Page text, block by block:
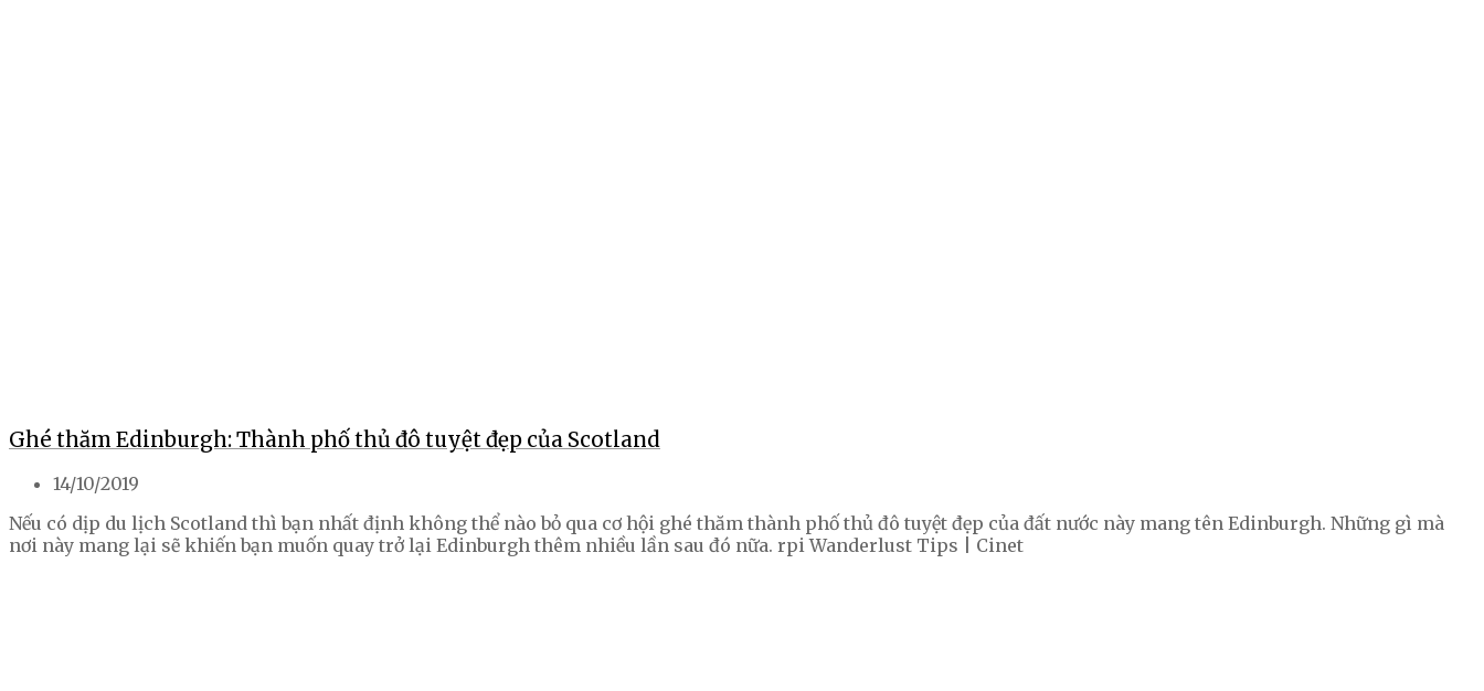
Ghé thăm Edinburgh: Thành phố thủ đô tuyệt đẹp của Scotland
14/10/2019
Nếu có dịp du lịch Scotland thì bạn nhất định không thể nào bỏ qua cơ hội ghé thăm thành phố thủ đô tuyệt đẹp của đất nước này mang tên Edinburgh. Những gì mà
nơi này mang lại sẽ khiến bạn muốn quay trở lại Edinburgh thêm nhiều lần sau đó nữa. rpi Wanderlust Tips | Cinet